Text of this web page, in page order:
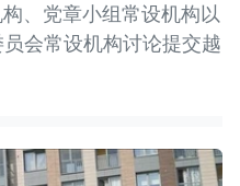
、党章小组常设机构以
会常设机构讨论提交越